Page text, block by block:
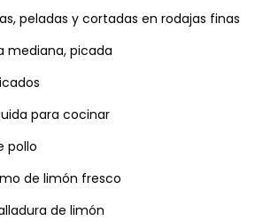
peladas y cortadas en rodajas finas
mediana, picada
para cocinar
pollo
de limón fresco
de limón